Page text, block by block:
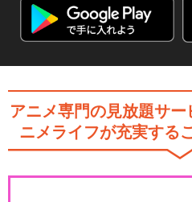
アニメ専門の見放題サー
ニメライフが充実する